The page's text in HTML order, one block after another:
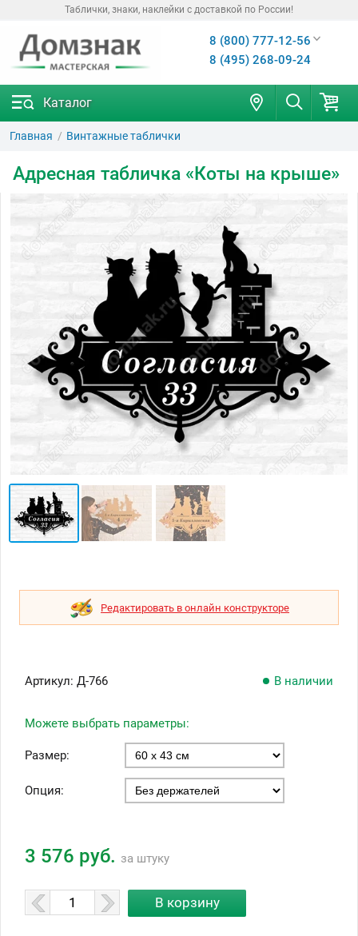
Таблички, знаки, наклейки с доставкой по России!
8 (800) 777-12-56
8 (495) 268-09-24
Каталог
Главная Винтажные таблички
Адресная табличка «Коты на крыше»
Редактировать в онлайн конструкторе
Артикул: Д-766 В наличии
Можете выбрать параметры:
Размер:
Опция:
3 576 руб. за штуку